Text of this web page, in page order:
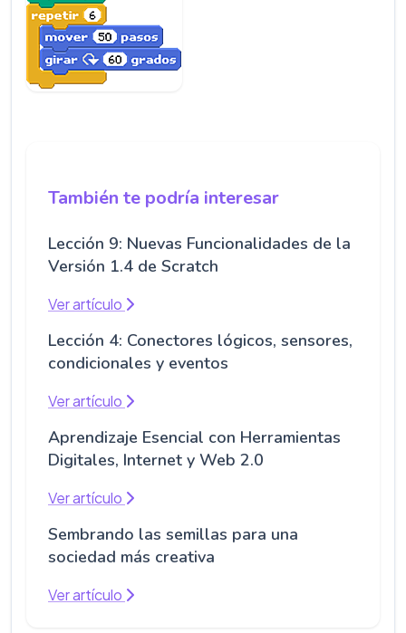
También te podría interesar
Lección 9: Nuevas Funcionalidades de la
Versión 1.4 de Scratch
Ver artículo
Lección 4: Conectores lógicos, sensores,
condicionales y eventos
Ver artículo
Aprendizaje Esencial con Herramientas
Digitales, Internet y Web 2.0
Ver artículo
Sembrando las semillas para una
sociedad más creativa
Ver artículo